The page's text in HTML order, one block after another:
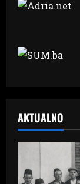
AKTUALNO